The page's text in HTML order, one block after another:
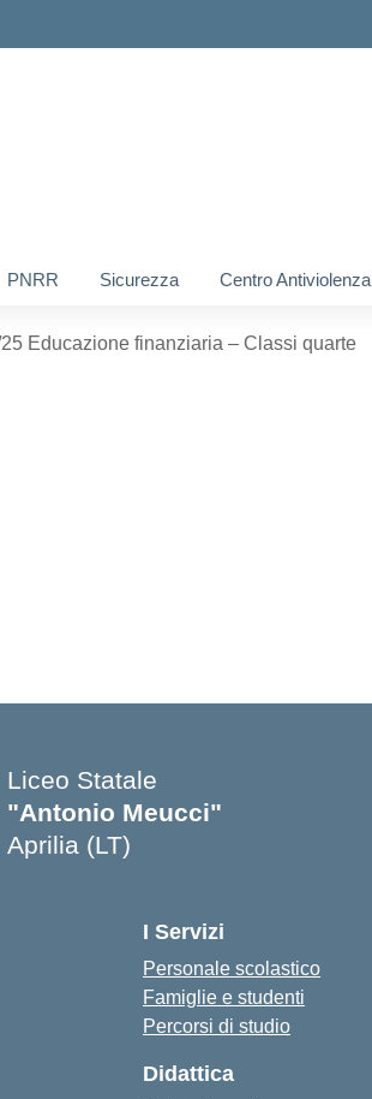
PNRR Sicurezza Centro
Educazione finanziaria – Classi quarte
Liceo Statale
"Antonio Meucci"
Aprilia (LT)
I Servizi
Personale scolastico
Famiglie e studenti
Percorsi di studio
Didattica